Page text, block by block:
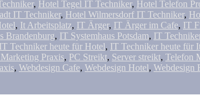
, Hotel Tegel IT Techniker, Hotel Telefon
IT Techniker, Hotel Wilmersdorf IT Techniker,
, It Arbeitsplatz, IT Ärger, IT Ärger im Cafe, IT
Brandenburg, IT Systemhaus Potsdam, IT
IT Techniker heute für Hotel, IT Techniker heute für
Praxis, PC Streikt, Server streikt, Telefon
, Webdesign Cafe, Webdesign Hotel, Webdesign